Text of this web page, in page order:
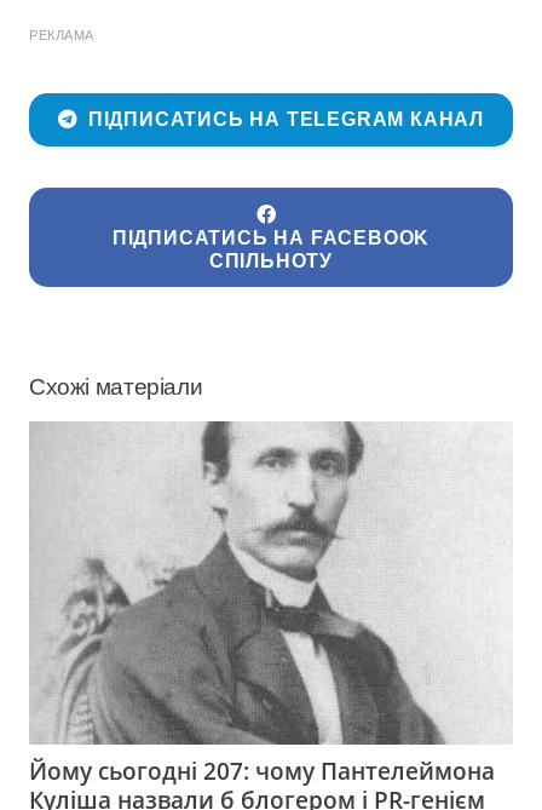
РЕКЛАМА
ПІДПИСАТИСЬ НА TELEGRAM КАНАЛ
ПІДПИСАТИСЬ НА FACEBOOK
СПІЛЬНОТУ
Схожі матеріали
Йому сьогодні 207: чому Пантелеймона
Куліша назвали б блогером і PR-генієм